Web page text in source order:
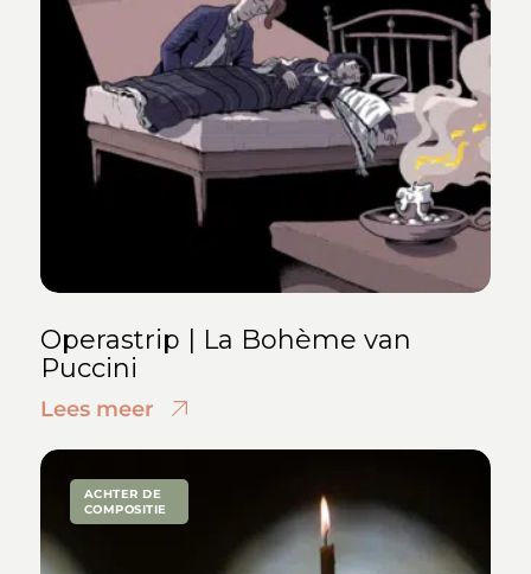
Operastrip | La Bohème van
Puccini
Lees meer
ACHTER DE
COMPOSITIE